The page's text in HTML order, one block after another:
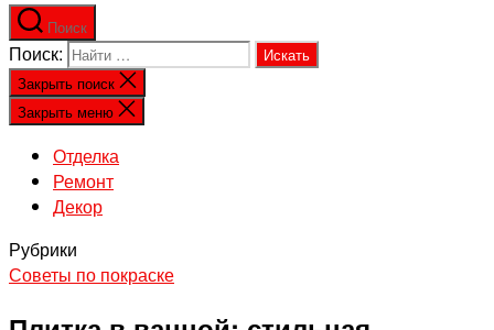
Поиск
Поиск:
Закрыть поиск
Закрыть меню
Отделка
Ремонт
Декор
Рубрики
Советы по покраске